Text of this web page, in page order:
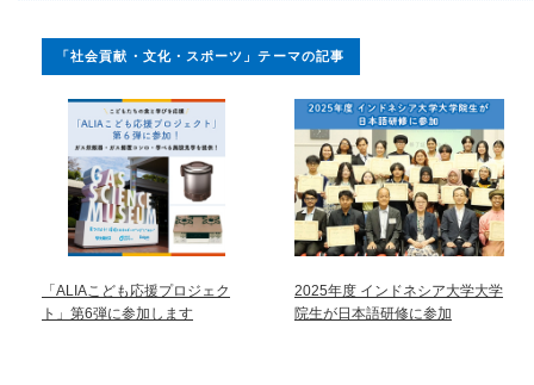
「社会貢献・文化・スポーツ」テーマの記事
「ALIAこども応援プロジェク
ト」第6弾に参加します
2025年度 インドネシア大学大学
院生が日本語研修に参加